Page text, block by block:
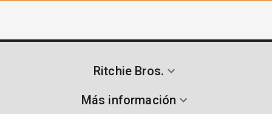
Ritchie Bros.
Más información